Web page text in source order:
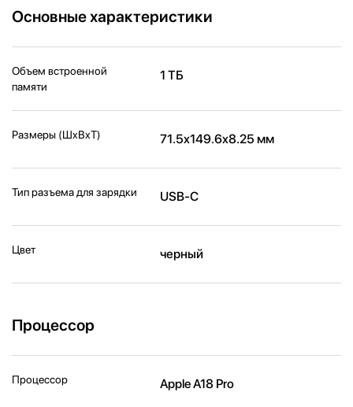
Основные характеристики
Объем встроенной
памяти
1 ТБ
Размеры (ШxВxТ) 71.5x149.6x8.25 мм
Тип разъема для зарядки USB-C
Цвет черный
Процессор
Процессор Apple A18 Pro